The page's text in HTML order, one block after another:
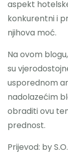
aspekt
konkurentni i
njihova moć.
Na ovom
su
usporednom
nadolazećim
obraditi ovu
prednost.
Prijevod: by